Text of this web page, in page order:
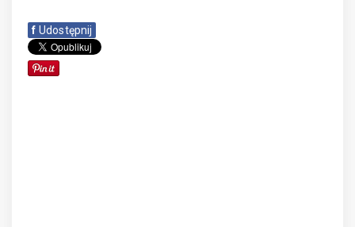
f Udostępnij